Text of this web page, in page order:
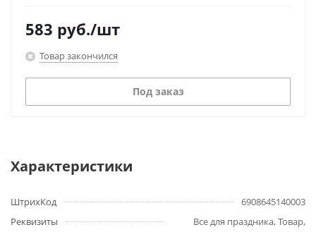
583 руб./шт
Товар закончился
Под заказ
Характеристики
ШтрихКод
6908645140003
Реквизиты
Все для праздника, Товар,